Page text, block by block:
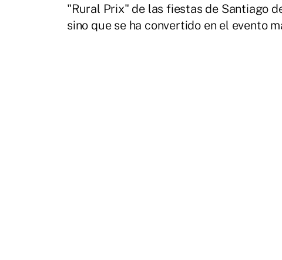
"Rural Prix" de las fiestas de Santiago
sino que se ha convertido en el evento